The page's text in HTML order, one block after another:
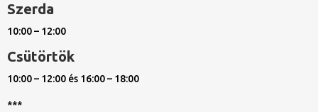
Szerda
10:00 – 12:00
Csütörtök
10:00 – 12:00 és 16:00 – 18:00
***